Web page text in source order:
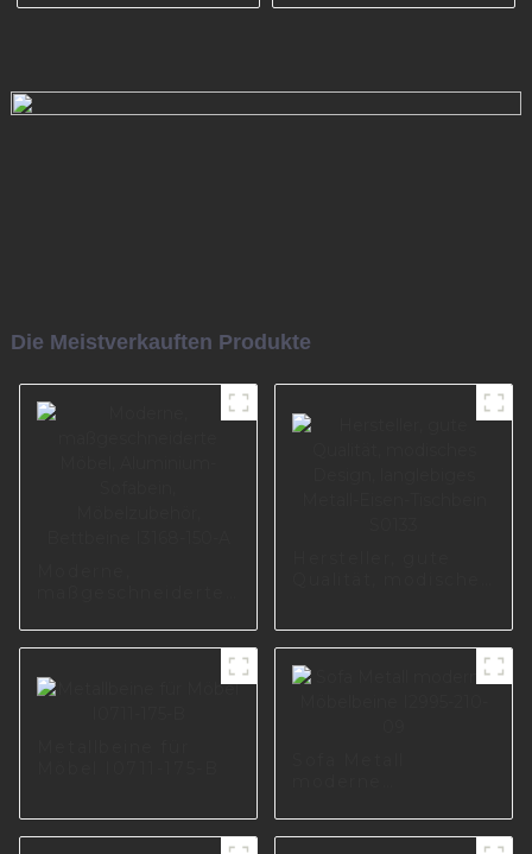
Die Meistverkauften Produkte
Sofabein,
Bettbeine I3168-
150-A
Tischbein S0133
210-09